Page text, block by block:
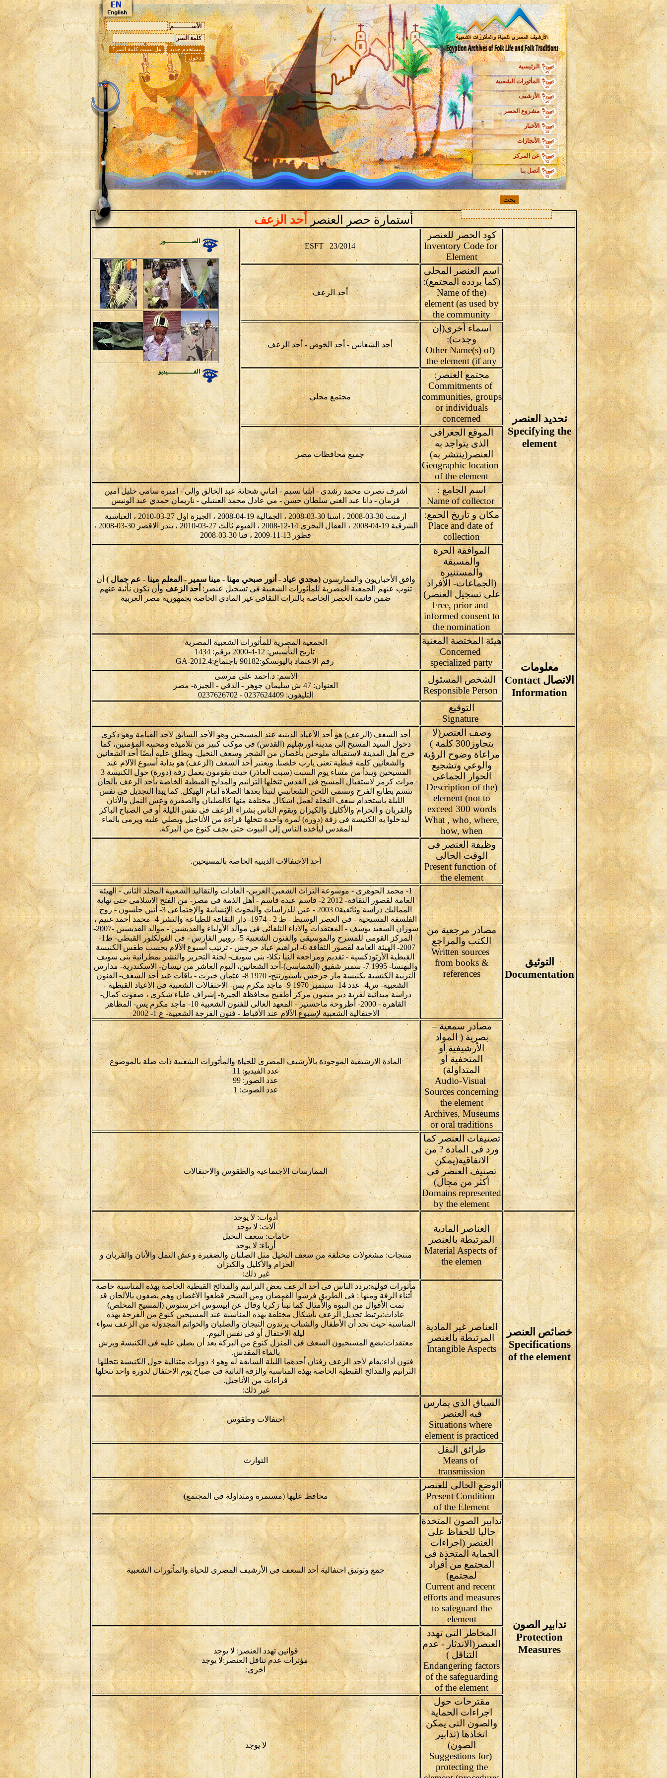
الأســـــــــم
كلمة السر
الرئيسية
المأثورات الشعبية
الأرشيف
مشروع الحصر
الأخبار
الأنجازات
عن المركز
أتصل بنا
أستمارة حصر العنصرأحد الزعف
تحديد العنصر
Specifying the
element
كود الحصر للعنصر
Inventory Code for
Element
ESFT 23/2014
الصـــــــــــــور
الفـــــــــــــيديو
اسم العنصر المحلى
(كما يردده المجتمع):
(Name of the
element (as used by
the community
أحد الزعف
اسماء أخرى(إن
وجدت):
(Other Name(s) of
the element (if any
أحد الشعانين - أحد الخوص - أحد الزعف
مجتمع العنصر:
Commitments of
communities, groups
or individuals
concerned
مجتمع محلي
الموقع الجغرافى
الذى يتواجد به
العنصر(ينتشر به)
Geographic location
of the element
جميع محافظات مصر
اسم الجامع :
Name of collector
أشرف نصرت محمد رشدى - أيليا نسيم - اماني شحاتة عبد الخالق والى - اميرة سامى خليل امين
قزمان - دانا عبد الغني سلطان حسن - مي عادل محمد العنتبلي - ناريمان حمدي عبد الونيس
مكان و تاريخ الجمع:
Place and date of
collection
ارمنت 30-03-2008 ، اسنا 30-03-2008 ، الجمالية 19-04-2008 ، الجيزة اول 27-03-2010 ، العباسية
الشرقية 19-04-2008 ، العقال البحرى 14-12-2008 ، الفيوم ثالث 27-03-2010 ، بندر الاقصر 30-03-2008 ،
قطور 13-11-2009 ، قنا 30-03-2008
الموافقة الحرة
والمسبقة
والمستنيرة
(الجماعات- الأفراد
على تسجيل العنصر)
Free, prior and
informed consent to
the nomination
وافق الأخباريون والممارسون(مجدي عياد - أنور صبحي مهنا - مينا سمير - المعلم مينا - عم جمال )أن
تنوب عنهم الجمعية المصرية للمأثورات الشعبية في تسجيل عنصر:أحد الزعفوأن تكون نأئبة عنهم
ضمن قائمة الحصر الخاصة بالتراث الثقافى غير المادى الخاصة بجمهورية مصر العربية
معلومات
الاتصال Contact
Information
هيئة المختصة المعنية
Concerned
specialized party
الجمعية المصرية للمأثورات الشعبية المصرية
تاريخ التأسيس: 12-4-2000 برقم: 1434
رقم الاعتماد باليونسكو:90182 باجتماع:4.GA-2012
الشخص المسئول
Responsible Person
الاسم: د.احمد على مرسى
العنوان: 47 ش سليمان جوهر - الدقي - الجيزة- مصر
التليفون: 0237624409 - 0237626702
التوقيع
Signature
التوثيق
Documentation
وصف العنصر(لا
يتجاوز300 كلمة )
مراعاة وضوح الرؤية
والوعي وتشجيع
الحوار الجماعى
(Description of the
element (not to
exceed 300 words
What , who, where,
how, when
أحد السعف (الزعف) هو أحد الأعياد الدينيه عند المسيحين وهو الأحد السابق لأحد القيامة وهو ذكرى
دخول السيد المسيح إلى مدينة أورشليم (القدس) فى موكب كبير من تلاميذه ومحبيه المؤمنين، كما
خرج أهل المدينة لاستقباله ملوحين بأغصان من الشجر وسعف النخيل. ويطلق عليه أيضًا أحد الشعانين
والشعانين كلمة قبطية تعنى يارب خلصنا. ويعتبر أحد السعف (الزعف) هو بداية أسبوع الآلام عند
المسيحين ويبدأ من مساء يوم السبت (سبت العاذر) حيث يقومون بعمل زفة (دورة) حول الكنيسة 3
مرات كرمز لاستقبال المسيح فى القدس تتخلها الترانيم والمدايح القبطية الخاصة بأحد الزعف بألحان
تتسم بطابع الفرح وتسمى اللحن الشعانيني لتبدأ بعدها الصلاة أمام الهيكل. كما يبدأ التجديل فى نفس
الليلة باستخدام سعف النخلة لعمل اشكال مختلفة منها كالصلبان والضفيرة وعش النمل والأتان
والقربان و الحزام والأكليل والكيزان ويقوم الناس بشراء الزعف فى نفس الليلة أو فى الصباح الباكر
ليدخلوا به الكنيسة فى زفة (دورة) لمرة واحدة تتخلها قراءة من الأناجيل ويصلي عليه ويرمى بالماء
المقدس ليأخذه الناس إلى البيوت حتى يجف كنوع من البركة.
وظيفة العنصر فى
الوقت الحالى
Present function of
the element
أحد الاحتفالات الدينية الخاصة بالمسيحين.
مصادر مرجعية من
الكتب والمراجع
Written sources
from books &
references
1- محمد الجوهرى - موسوعة التراث الشعبي العربي- العادات والتقاليد الشعبية المجلد الثانى - الهيئة
العامة لقصور الثقافة- 2012 2- قاسم عبده قاسم - أهل الذمة فى مصر- من الفتح الاسلامى حتى نهاية
المماليك دراسة وثائقية0 2003 - عين للدراسات والبحوث الإنسانية والإجتماعي 3- أتين جلسون - روح
الفلسفة المسيحية - فى العصر الوسيط - ط 2 - 1974- دار الثقافة للطباعة والنشر 4- محمد أحمد غنيم ،
سوزان السعيد يوسف - المعتقدات والأداء التلقائى فى موالد الأولياء والقديسين - موالد القديسين -2007-
المركز القومى للمسرح والموسيقى والفنون الشعبية 5- روبير الفارس - فى الفولكلور القبطى- ط1-
2007- الهيئة العامة لقصور الثقافة 6- ابراهيم عياد جرجس - ترتيب أسبوع الآلام بحسب طقس الكنيسة
القبطية الأرثوذكسية - تقديم ومراجعة النبا تكلا- بنى سويف- لجنة التحرير والنشر بمطرانية بنى سويف
والبهنسا- 1995 7- سمير شفيق (الشماسى)-أحد الشعانين، اليوم العاشر من نيسان- الاسكندرية- مدارس
التربية الكنسية بكنيسة مار جرجس باسبورتنج- 1970 8- عثمان خيرت - باقات عيد أحد السعف- الفنون
الشعبية- س4- عدد 14- سبتمبر 1970 9- ماجد مكرم يس- الاحتفالات الشعبية فى الاعياد القبطية -
دراسة ميدانية لقرية دير ميمون مركز أطفيح محافظة الجيزة- إشراف علياء شكرى ، صفوت كمال-
القاهرة - 2000- أطروحة ماجستير - المعهد العالى للفنون الشعبية 10- ماجد مكرم يس- المظاهر
الاحتفالية الشعبية لإسبوع الآلام عند الأقباط - فنون الفرجة الشعبية- ع 1- 2002
مصادر سمعية –
بصرية ( المواد
الأرشيفية أو
المتحفية أو
المتداولة)
Audio-Visual
Sources concerning
the element
Archives, Museums
or oral traditions
المادة الارشيفية الموجودة بالأرشيف المصرى للحياة والمأثورات الشعبية ذات صلة بالموضوع
عدد الفيديو: 11
عدد الصور: 99
عدد الصوت: 1
تصنيفات العنصر كما
ورد فى المادة ? من
الاتفاقية(يمكن
تصنيف العنصر فى
أكثر من مجال)
Domains represented
by the element
الممارسات الاجتماعية والطقوس والاحتفالات
خصائص العنصر
Specifications
of the element
العناصر المادية
المرتبطة بالعنصر
Material Aspects of
the elemen
أدوات: لا يوجد
آلات: لا يوجد
خامات: سعف النخيل
أزياء: لا يوجد
منتجات: مشغولات مختلفة من سعف النخيل مثل الصلبان والضفيرة وعش النمل والأتان والقربان و
الحزام والأكليل والكيزان
غير ذلك:
العناصر غير المادية
المرتبطة بالعنصر
Intangible Aspects
مأثورات قولية:يردد الناس فى أحد الزعف بعض الترانيم والمدائح القبطية الخاصة بهذه المناسبة خاصة
أثناء الزفة ومنها : فى الطريق فرشوا القمصان ومن الشجر قطعوا الأغصان وهم يصفون بالألحان قد
تمت الأقوال من النبوة والأمثال كما تبنأ زكريا وقال عن ابيسوس اخرستوس (المسيح المخلص)
عادات:يرتبط تجديل الزعف بأشكال مختلفة بهذه المناسبة عند المسيحين كنوع من الفرحة بهذه
المناسبة حيث نجد أن الأطفال والشباب يرتدون التيجان والصلبان والخواتم المجدولة من الزعف سواء
ليلة الاحتفال أو فى نفس اليوم.
معتقدات:يضع المسيحيون السعف فى المنزل كنوع من البركة بعد أن يصلي عليه فى الكنيسة ويرش
بالماء المقدس.
فنون آداء:يقام لأحد الزعف زفتان أحدهما الليلة السابقة له وهو 3 دورات متتالية حول الكنيسة تتخللها
الترانيم والمدائح القبطية الخاصة بهذه المناسبة والزفة الثانية فى صباح يوم الاحتفال لدورة واحد تتخلها
قراءات من الأناجيل.
غير ذلك:
السياق الذى يمارس
فيه العنصر
Situations where
element is practiced
احتفالات وطقوس
طرائق النقل
Means of
transmission
التوارث
تدابير الصون
Protection
Measures
الوضع الحالى للعنصر
Present Condition
of the Element
محافظ عليها (مستمرة ومتداولة فى المجتمع)
تدابير الصون المتخذة
حاليا للحفاظ على
العنصر (اجراءات
الحماية المتخذة فى
المجتمع من أفراد
لمجتمع)
Current and recent
efforts and measures
to safeguard the
element
جمع وتوثيق احتفالية أحد السعف فى الأرشيف المصرى للحياة والمأثورات الشعبية
المخاطر التى تهدد
العنصر(الاندثار - عدم
التناقل )
Endangering factors
of the safeguarding
of the element
قوانين تهدد العنصر: لا يوجد
مؤثرات عدم تناقل العنصر:لا يوجد
اخري:
مقترحات حول
اجراءات الحماية
والصون التى يمكن
اتخاذها (تدابير
الصون)
(Suggestions for
protecting the
لا يوجد